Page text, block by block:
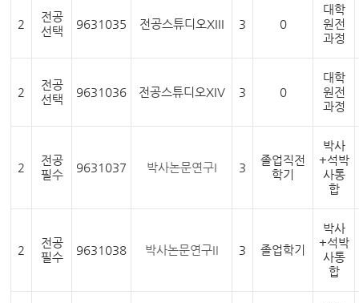
2
전공
선택
9631035 전공스튜디오XIII 3 0
대학
원전
과정
2
전공
선택
9631036 전공스튜디오XIV 3 0
대학
원전
과정
2
전공
필수
9631037 박사논문연구I 3
졸업직전
학기
박사
+석박
사통
합
2
전공
필수
9631038 박사논문연구II 3 졸업학기
박사
+석박
사통
합